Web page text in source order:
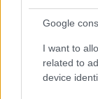
Google
I want to
related to
device
Dóri
gondozásában.
forbïdden fruït